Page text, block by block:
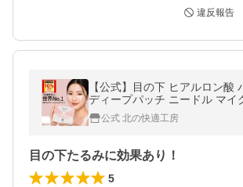
違反報告
【公式】目の下 ヒアルロン酸
ディープパッチ ニードル マイ
目元パック 針 刺すヒアルロン
房 送料無料 返金保証あり
公式 北の快適工房
目の下たるみに効果あり！
5